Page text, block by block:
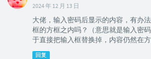
2024 年 12 月 13 日
大佬，输入密码后显示的内容，有办
框的方框之内吗？（意思就是输入密
于直接把输入框替换掉，内容仍然在方
回复